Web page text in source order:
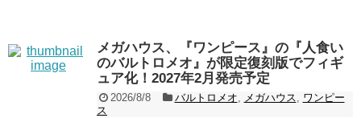
メガハウス、『ワンピース』の『人食い
のバルトロメオ』が限定復刻版でフィギ
ュア化！2027年2月発売予定
2026/8/8 バルトロメオ, メガハウス, ワンピー
ス